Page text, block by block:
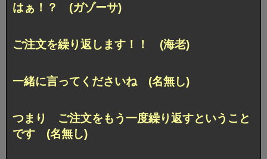
はぁ！？ (ガゾーサ)
ご注文を繰り返します！！ (海老)
一緒に言ってくださいね (名無し)
つまり ご注文をもう一度繰り返すということ
です (名無し)